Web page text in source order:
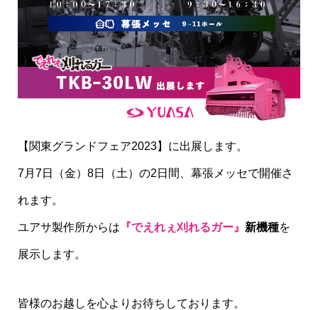
【関東グランドフェア2023】に出展します。
7月7日（金）8日（土）の2日間、幕張メッセで開催さ
れます。
ユアサ製作所からは 『でえれぇ刈れるガー』 新機種を
展示します。
皆様のお越しを心よりお待ちしております。